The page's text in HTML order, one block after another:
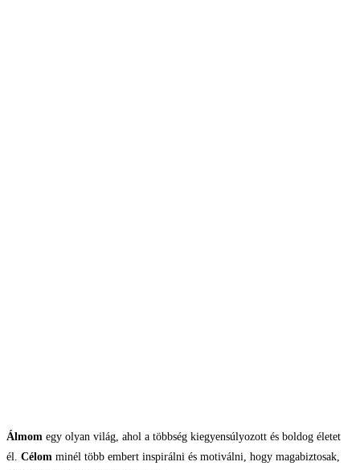
Álmom egy olyan világ, ahol a többség kiegyensúlyozott és boldog életet
él. Célom minél több embert inspirálni és motiválni, hogy magabiztosak,